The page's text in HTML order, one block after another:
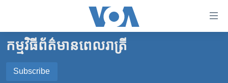
គេហទំព័រ​
ទាក់ទង
រំលង​
កម្ពុជា
អន្តរជាតិ
កម្មវិធី​ព័ត៌មាន​ពេលរាត្រី
Subscribe